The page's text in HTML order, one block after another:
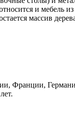
и мебель из
массив
Франции,